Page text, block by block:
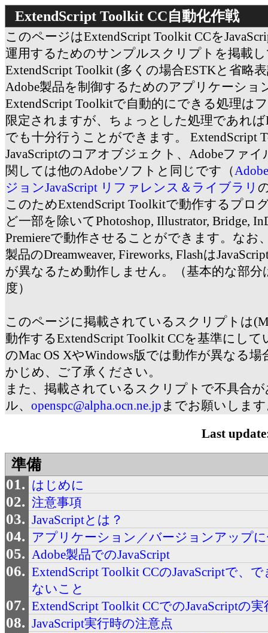
ExtendScript Toolkit CC自動化作戦
このページはExtendScript Toolkit CCを
運用するためのサンプルスクリプトを掲載
ExtendScript Toolkit (多くの場合ESTKと省略
Adobe製品を制御するためのアプリケーショ
ExtendScript Toolkitで自動的にできる処理は
限定されますが、ちょっとした処理であれば
でも十分行うことができます。 ExtendScript
JavaScriptのコアオブジェクト、Adobeファ
関しては他のAdobeソフトと同じです（
ジョンJavaScript リファレンス＆ライブラリ
このためExtendScript Toolkitで動作するプロ
ど一部を除いてPhotoshop, Illustrator, Bridge,
Premiereで動作させることができます。なお
製品のDreamweaver, Fireworks, Flashは
が異なるため動作しません。（基本的な部分
度）
このページに掲載されているスクリプトは
動作するExtendScript Toolkit CCを基準にし
のMac OS XやWindows版では動作が異なる
かじめ、ご了承ください。
また、掲載されているスクリプトで不具合
ル、 openspc@alpha.ocn.ne.jp までお願いしま
Last
準備
はじめに
注意事項
JavaScriptとは？
アプリケーション／バージョンアップ
Adobe製品でのJavaScript
ExtendScript Toolkit CCのJavaScriptで、
ないこと
ExtendScript Toolkit CCでのJavaScriptの
JavaScript実行時の注意点